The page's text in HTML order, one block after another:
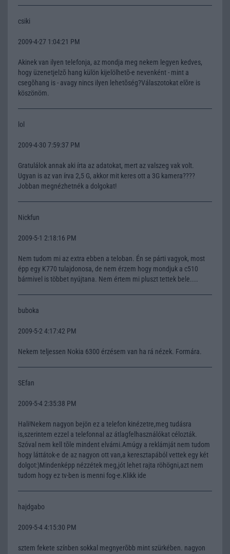
csiki
2009-4-27 1:04:21 PM
Akinek van ilyen telefonja, az mondja meg nekem legyen kedves,
hogy üzenetjelzõ hang külön kijelölhetõ-e nevenként - mint a
csegõhang is - avagy nincs ilyen lehetõség?Válaszotokat elõre is
köszönöm.
lol
2009-4-30 7:59:37 PM
Gratulálok annak aki írta az adatokat, mert az valszeg vak volt.
Ugyan is az van írva 2,5 G, akkor mit keres ott a 3G kamera????
Jobban megnézhetnék a dolgokat!
Nickfun
2009-5-1 2:18:16 PM
Nem tudom mi az extra ebben a teloban. Én se párti vagyok, most
épp egy K770 tulajdonosa, de nem érzem hogy mondjuk a c510
bármivel is többet nyújtana. Nem értem mi pluszt tettek bele....
buboka
2009-5-2 4:17:42 PM
Nekem teljessen Nokia 6300 érzésem van ha rá nézek. Formára.
SEfan
2009-5-4 2:35:38 PM
Hali!Nekem nagyon bejön ez a telefon kinézetre,meg tudásra
is,szerintem ezzel a telefonnal az átlagfelhasználókat célozták.
Szóval nem kell tõle mindent elvárni.Amúgy a reklámját nem tudom
hogy láttátok-e de az nagyon ott van,a keresztapából vettek egy két
dolgot:)Mindenképp nézzétek meg,jót lehet rajta röhögni,azt nem
tudom hogy ez tv-ben is menni fog-e.Klikk ide
hajdgabo
2009-5-4 4:15:30 PM
sztem fekete színben sokkal megnyerõbb mint szürkében. nagyon